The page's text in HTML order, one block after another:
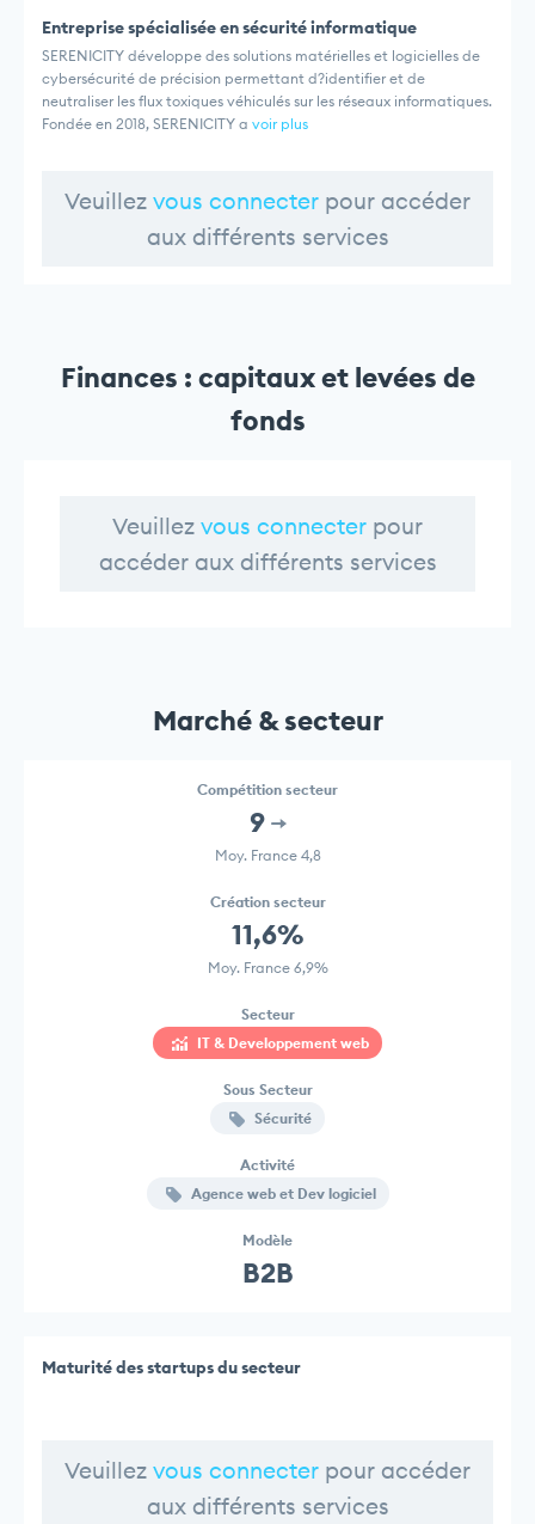
Entreprise spécialisée en sécurité informatique
SERENICITY développe des solutions matérielles et logicielles de
cybersécurité de précision permettant d?identifier et de
neutraliser les flux toxiques véhiculés sur les réseaux informatiques.
Fondée en 2018, SERENICITY a voir plus
Veuillez vous connecter pour accéder
aux différents services
Finances : capitaux et levées de
fonds
Veuillez vous connecter pour
accéder aux différents services
Marché & secteur
Compétition secteur
9
Moy. France 4,8
Création secteur
11,6%
Moy. France 6,9%
Secteur
IT & Developpement web
Sous Secteur
Sécurité
Activité
Agence web et Dev logiciel
Modèle
B2B
Maturité des startups du secteur
Veuillez vous connecter pour accéder
aux différents services